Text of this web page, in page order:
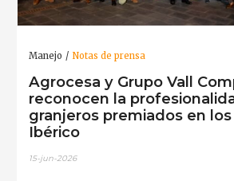
Manejo Notas de prensa
Agrocesa y Grupo Vall
reconocen la
granjeros premiados en los
Ibérico
15-jun-2026